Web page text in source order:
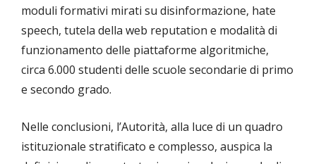
moduli formativi mirati su disinformazione, hate
speech, tutela della web reputation e modalità di
funzionamento delle piattaforme algoritmiche,
circa 6.000 studenti delle scuole secondarie di primo
e secondo grado.
Nelle conclusioni, l’Autorità, alla luce di un quadro
istituzionale stratificato e complesso, auspica la